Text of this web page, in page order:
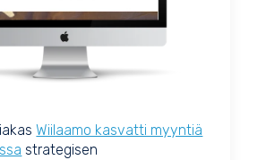
Wiilaamo kasvatti myyntiä
strategisen